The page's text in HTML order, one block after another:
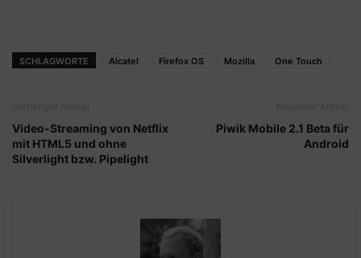
SCHLAGWORTE Alcatel Firefox OS Mozilla One Touch
Video-Streaming von Netflix
mit HTML5 und ohne
Silverlight bzw. Pipelight
Piwik Mobile 2.1 Beta für
Android